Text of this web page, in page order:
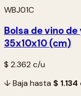
WBJ01C
Bolsa de vino
35x10x10 (cm)
$ 2.362 c/u
↓ Baja hasta $ 1.134